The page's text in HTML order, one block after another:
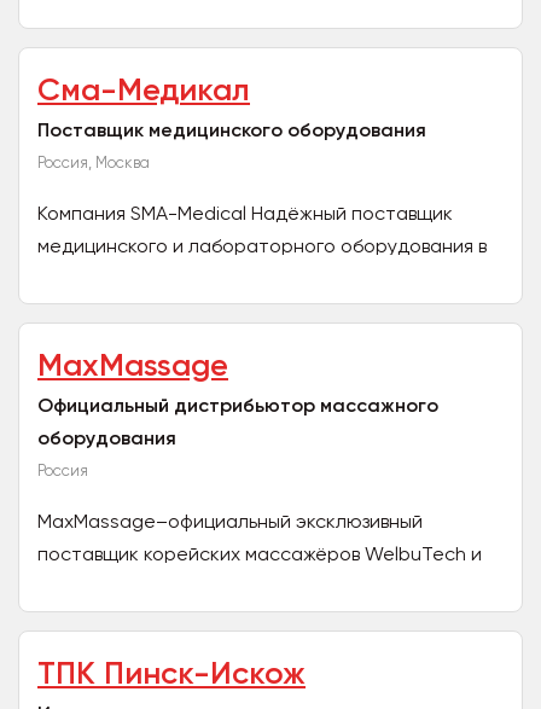
Сма-Медикал
Поставщик медицинского оборудования
Россия, Москва
Компания SMA-Medical Надёжный поставщик
медицинского и лабораторного оборудования в
смогли подобрать...
MaxMassage
Официальный дистрибьютор массажного
оборудования
Россия
MaxMassage–официальный эксклюзивный
поставщик корейских массажёров WelbuTech и
2012 года мы являемся...
ТПК Пинск-Искож